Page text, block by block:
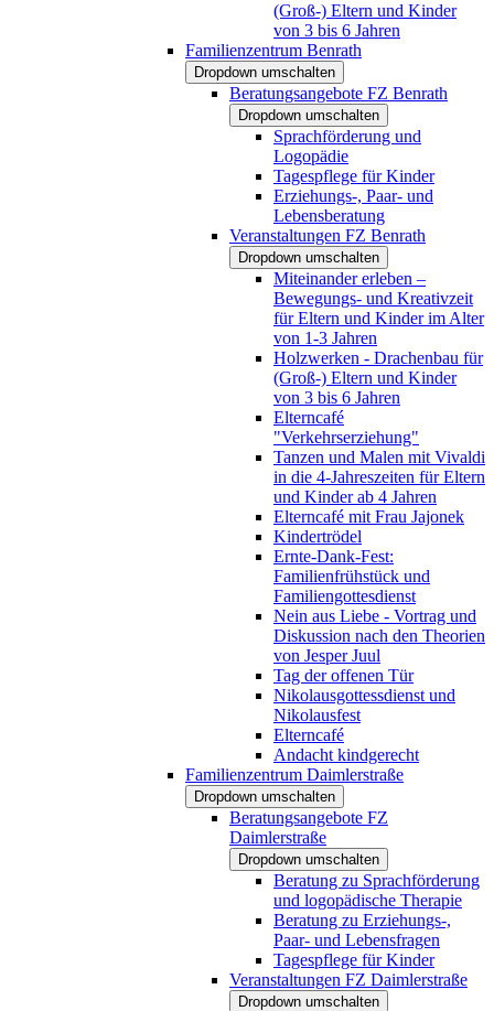
(Groß-) Eltern und Kinder
von 3 bis 6 Jahren
Familienzentrum Benrath
Dropdown umschalten
Beratungsangebote FZ Benrath
Dropdown umschalten
Sprachförderung und
Logopädie
Tagespflege für Kinder
Erziehungs-, Paar- und
Lebensberatung
Veranstaltungen FZ Benrath
Dropdown umschalten
Miteinander erleben –
Bewegungs- und Kreativzeit
für Eltern und Kinder im Alter
von 1-3 Jahren
Holzwerken - Drachenbau für
(Groß-) Eltern und Kinder
von 3 bis 6 Jahren
Elterncafé
"Verkehrserziehung"
Tanzen und Malen mit Vivaldi
in die 4-Jahreszeiten für Eltern
und Kinder ab 4 Jahren
Elterncafé mit Frau Jajonek
Kindertrödel
Ernte-Dank-Fest:
Familienfrühstück und
Familiengottesdienst
Nein aus Liebe - Vortrag und
Diskussion nach den Theorien
von Jesper Juul
Tag der offenen Tür
Nikolausgottessdienst und
Nikolausfest
Elterncafé
Andacht kindgerecht
Familienzentrum Daimlerstraße
Dropdown umschalten
Beratungsangebote FZ
Daimlerstraße
Dropdown umschalten
Beratung zu Sprachförderung
und logopädische Therapie
Beratung zu Erziehungs-,
Paar- und Lebensfragen
Tagespflege für Kinder
Veranstaltungen FZ Daimlerstraße
Dropdown umschalten